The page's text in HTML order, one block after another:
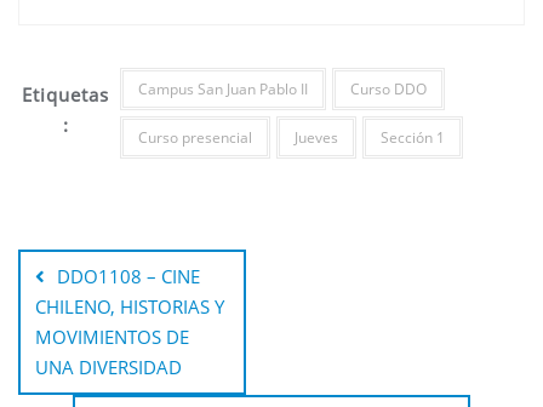
Etiquetas
:
Campus San Juan Pablo II Curso DDO
Curso presencial Jueves Sección 1
DDO1108 – CINE
CHILENO, HISTORIAS Y
MOVIMIENTOS DE
UNA DIVERSIDAD